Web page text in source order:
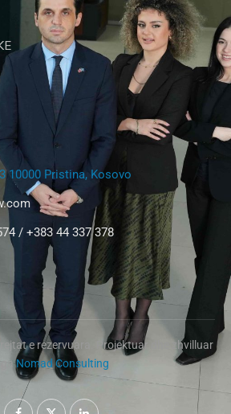
10000 Pristina, Kosovo
/ +383 44 337 378
e rezervuara. Projektuar dhe zhvilluar
ngaNomad Consulting